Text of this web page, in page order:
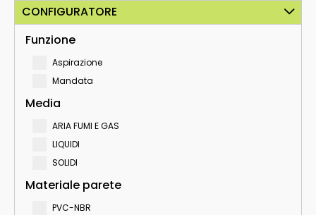
CONFIGURATORE
Funzione
Aspirazione
Mandata
Media
ARIA FUMI E GAS
LIQUIDI
SOLIDI
Materiale parete
PVC-NBR